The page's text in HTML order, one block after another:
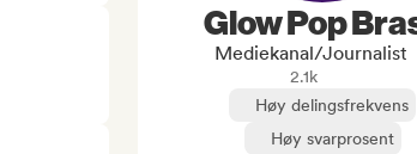
Glow Pop
Mediekanal/journalist
2.1k
Høy delingsfrekvens
Høy svarprosent